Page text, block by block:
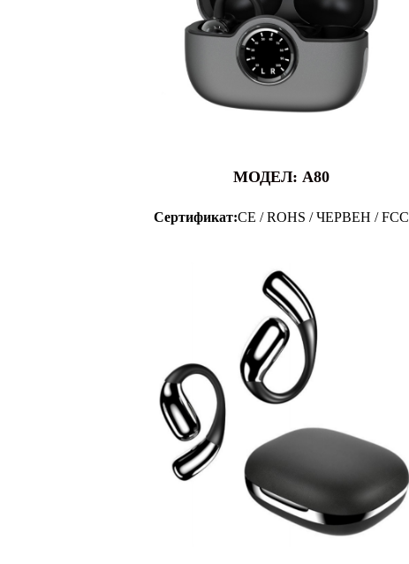
МОДЕЛ: A80
Сертификат:CE / ROHS / ЧЕРВЕН / FCC